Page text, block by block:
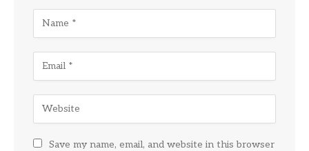
Save my name, email, and website in this browser